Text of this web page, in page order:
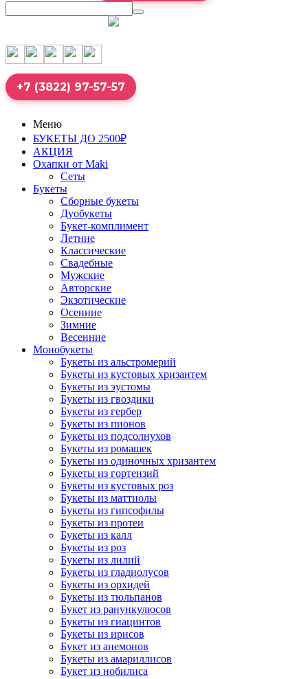
+7 (3822) 97-57-57
Меню
БУКЕТЫ ДО 2500₽
АКЦИЯ
Охапки от Maki
Сеты
Букеты
Сборные букеты
Дуобукеты
Букет-комплимент
Летние
Классические
Свадебные
Мужские
Авторские
Экзотические
Осенние
Зимние
Весенние
Монобукеты
Букеты из альстромерий
Букеты из кустовых хризантем
Букеты из эустомы
Букеты из гвоздики
Букеты из гербер
Букеты из пионов
Букеты из подсолнухов
Букеты из ромашек
Букеты из одиночных хризантем
Букеты из гортензий
Букеты из кустовых роз
Букеты из маттиолы
Букеты из гипсофилы
Букеты из протеи
Букеты из калл
Букеты из роз
Букеты из лилий
Букеты из гладиолусов
Букеты из орхидей
Букеты из тюльпанов
Букет из ранункулюсов
Букеты из гиацинтов
Букеты из ирисов
Букет из анемонов
Букеты из амариллисов
Букет из нобилиса